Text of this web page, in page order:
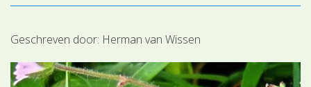
Determineren
Geschreven door: Herman van Wissen